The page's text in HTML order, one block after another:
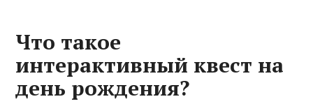
Что такое
интерактивный квест на
день рождения?